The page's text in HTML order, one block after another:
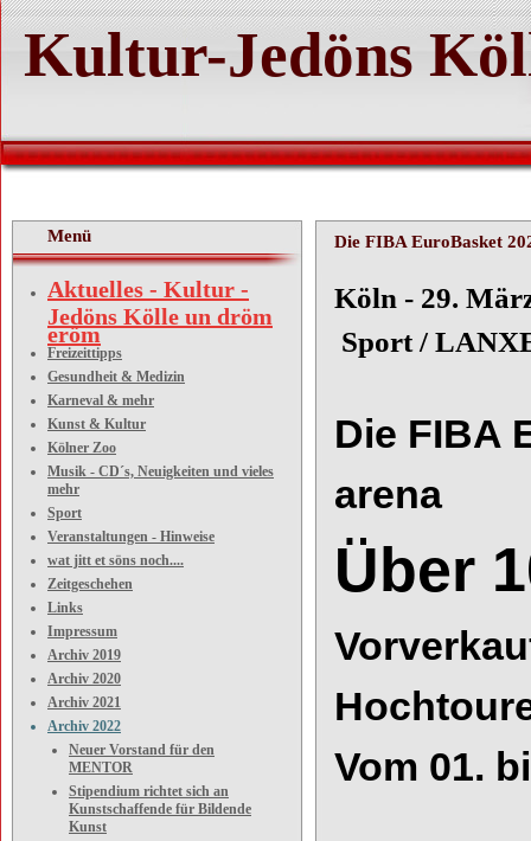
Kultur-Jedöns
Menü
Aktuelles - Kultur -
Jedöns Kölle un dröm
eröm
Freizeittipps
Gesundheit & Medizin
Karneval & mehr
Kunst & Kultur
Kölner Zoo
Musik - CD´s, Neuigkeiten und vieles
mehr
Sport
Veranstaltungen - Hinweise
wat jitt et söns noch....
Zeitgeschehen
Links
Impressum
Archiv 2019
Archiv 2020
Archiv 2021
Archiv 2022
Neuer Vorstand für den
MENTOR
Stipendium richtet sich an
Kunstschaffende für Bildende
Kunst
Die FIBA EuroBasket
Köln
Sport /
Die FIBA
arena
Über
Vom 01.